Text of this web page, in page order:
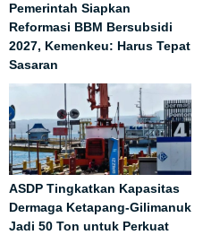
Pemerintah Siapkan
Reformasi BBM Bersubsidi
2027, Kemenkeu: Harus Tepat
Sasaran
ASDP Tingkatkan Kapasitas
Dermaga Ketapang-Gilimanuk
Jadi 50 Ton untuk Perkuat